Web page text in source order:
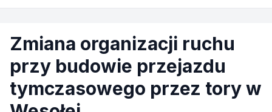
Zmiana organizacji ruchu
przy budowie przejazdu
tymczasowego przez tory w